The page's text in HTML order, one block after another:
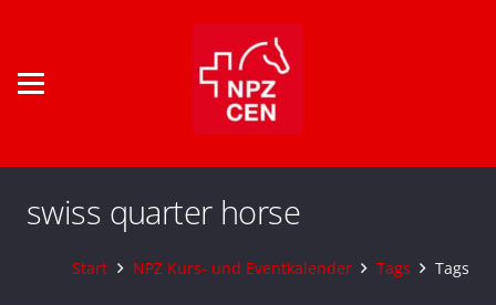
swiss quarter horse
Start NPZ Kurs- und Eventkalender Tags Tags